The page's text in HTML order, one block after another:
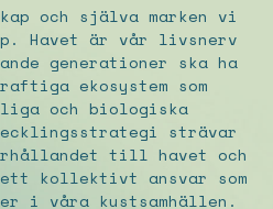
och själva marken vi
Havet är vår livsnerv
generationer ska ha
ekosystem som
och biologiska
strävar
till havet och
kollektivt ansvar som
i våra kustsamhällen.